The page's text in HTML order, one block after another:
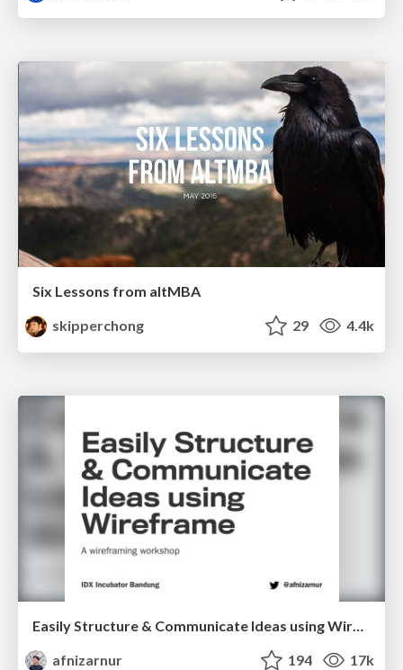
Six Lessons from altMBA
skipperchong
29 4.4k
Easily Structure & Communicate Ideas using Wireframe
afnizarnur
194 17k